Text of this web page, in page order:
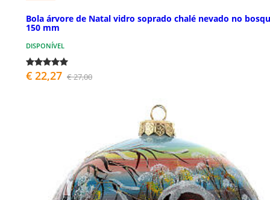
Bola árvore de Natal vidro soprado chalé nevado no
150 mm
DISPONÍVEL
€ 22,27 € 27,00